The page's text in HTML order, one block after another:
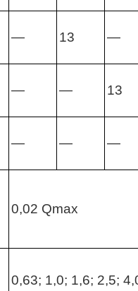
— 13 —
— — 13
— — —
0,02 Qmax
0,63; 1,0; 1,6; 2,5;